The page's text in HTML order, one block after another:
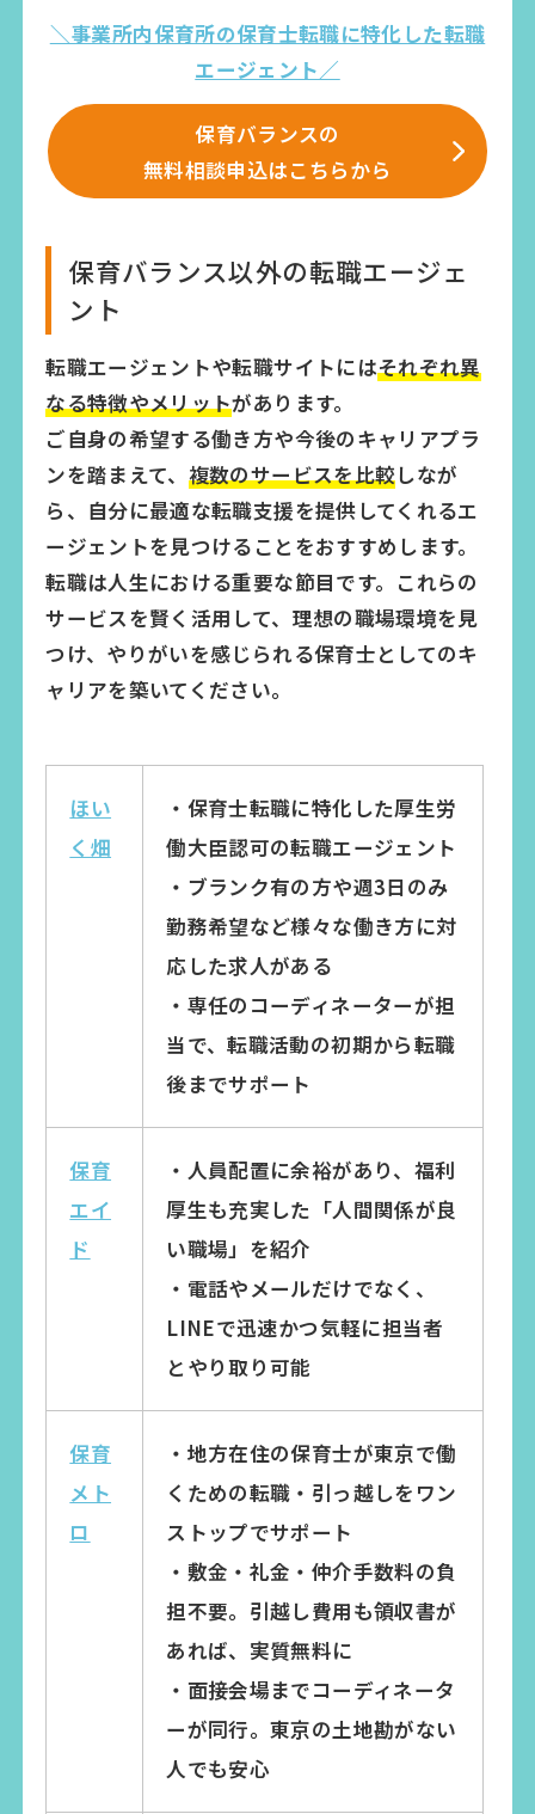
＼事業所内保育所の保育士転職に特化した転職
エージェント／
保育バランスの
無料相談申込はこちらから
保育バランス以外の転職エージェ
ント
転職エージェントや転職サイトにはそれぞれ異
なる特徴やメリットがあります。
ご自身の希望する働き方や今後のキャリアプラ
ンを踏まえて、 複数のサービスを比較しなが
ら、自分に最適な転職支援を提供してくれるエ
ージェントを見つけることをおすすめします。
転職は人生における重要な節目です。これらの
サービスを賢く活用して、理想の職場環境を見
つけ、やりがいを感じられる保育士としてのキ
ャリアを築いてください。
ほい
く畑
・保育士転職に特化した厚生労
働大臣認可の転職エージェント
・ブランク有の方や週3日のみ
勤務希望など様々な働き方に対
応した求人がある
・専任のコーディネーターが担
当で、転職活動の初期から転職
後までサポート
保育
エイ
ド
・人員配置に余裕があり、福利
厚生も充実した「人間関係が良
い職場」を紹介
・電話やメールだけでなく、
LINEで迅速かつ気軽に担当者
とやり取り可能
保育
メト
ロ
・地方在住の保育士が東京で働
くための転職・引っ越しをワン
ストップでサポート
・敷金・礼金・仲介手数料の負
担不要。引越し費用も領収書が
あれば、実質無料に
・面接会場までコーディネータ
ーが同行。東京の土地勘がない
人でも安心